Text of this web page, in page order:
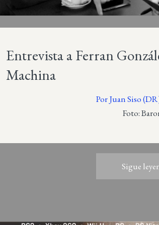
Entrevista a Ferran
Machina
Por Juan Siso
Foto:
Sigue